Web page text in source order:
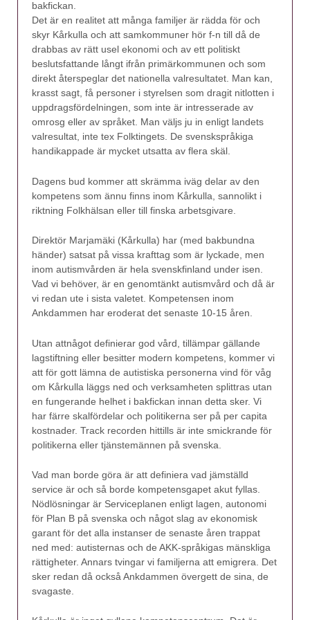
bakfickan.
Det är en realitet att många familjer är rädda för och
skyr Kårkulla och att samkommuner hör f-n till då de
drabbas av rätt usel ekonomi och av ett politiskt
beslutsfattande långt ifrån primärkommunen och som
direkt återspeglar det nationella valresultatet. Man kan,
krasst sagt, få personer i styrelsen som dragit nitlotten i
uppdragsfördelningen, som inte är intresserade av
omrosg eller av språket. Man väljs ju in enligt landets
valresultat, inte tex Folktingets. De svenskspråkiga
handikappade är mycket utsatta av flera skäl.
Dagens bud kommer att skrämma iväg delar av den
kompetens som ännu finns inom Kårkulla, sannolikt i
riktning Folkhälsan eller till finska arbetsgivare.
Direktör Marjamäki (Kårkulla) har (med bakbundna
händer) satsat på vissa krafttag som är lyckade, men
inom autismvården är hela svenskfinland under isen.
Vad vi behöver, är en genomtänkt autismvård och då är
vi redan ute i sista valetet. Kompetensen inom
Ankdammen har eroderat det senaste 10-15 åren.
Utan attnågot definierar god vård, tillämpar gällande
lagstiftning eller besitter modern kompetens, kommer vi
att för gott lämna de autistiska personerna vind för våg
om Kårkulla läggs ned och verksamheten splittras utan
en fungerande helhet i bakfickan innan detta sker. Vi
har färre skalfördelar och politikerna ser på per capita
kostnader. Track recorden hittills är inte smickrande för
politikerna eller tjänstemännen på svenska.
Vad man borde göra är att definiera vad jämställd
service är och så borde kompetensgapet akut fyllas.
Nödlösningar är Serviceplanen enligt lagen, autonomi
för Plan B på svenska och något slag av ekonomisk
garant för det alla instanser de senaste åren trappat
ned med: autisternas och de AKK-språkigas mänskliga
rättigheter. Annars tvingar vi familjerna att emigrera. Det
sker redan då också Ankdammen övergett de sina, de
svagaste.